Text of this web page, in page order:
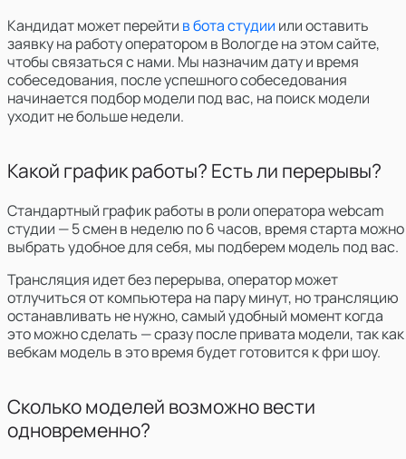
Кандидат может перейти в бота студии или оставить
заявку на работу оператором в Вологдена этом сайте,
чтобы связаться с нами. Мы назначим дату и время
собеседования, после успешного собеседования
начинается подбор модели под вас, на поиск модели
уходит не больше недели.
Какой график работы? Есть ли перерывы?
Стандартный график работы в роли оператора webcam
студии — 5 смен в неделю по 6 часов, время старта можно
выбрать удобное для себя, мы подберем модель под вас.
Трансляция идет без перерыва, оператор может
отлучиться от компьютера на пару минут, но трансляцию
останавливать не нужно, самый удобный момент когда
это можно сделать — сразу после привата модели, так как
вебкам модель в это время будет готовится к фри шоу.
Сколько моделей возможно вести
одновременно?